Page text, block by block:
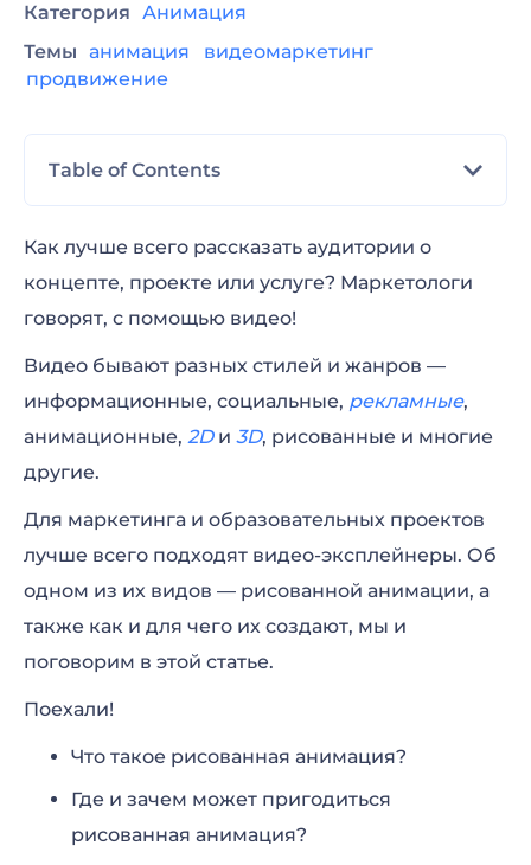
Категория Анимация
Темы анимация
видеомаркетинг
продвижение
Table of Contents
Где и зачем может пригодиться
рисованная анимация?
Как создать рисованное видео
Рисованная анимация: программы,
Как лучше всего рассказать аудитории о
концепте, проекте или услуге? Маркетологи
говорят, с помощью видео!
Видео бывают разных стилей и жанров —
информационные, социальные, рекламные,
анимационные, 2Dи 3D, рисованные и многие
другие.
Для маркетинга и образовательных проектов
лучше всего подходят видео-эксплейнеры. Об
одном из их видов — рисованной анимации, а
также как и для чего их создают, мы и
поговорим в этой статье.
Поехали!
Что такое рисованная анимация?
Где и зачем может пригодиться
рисованная анимация?